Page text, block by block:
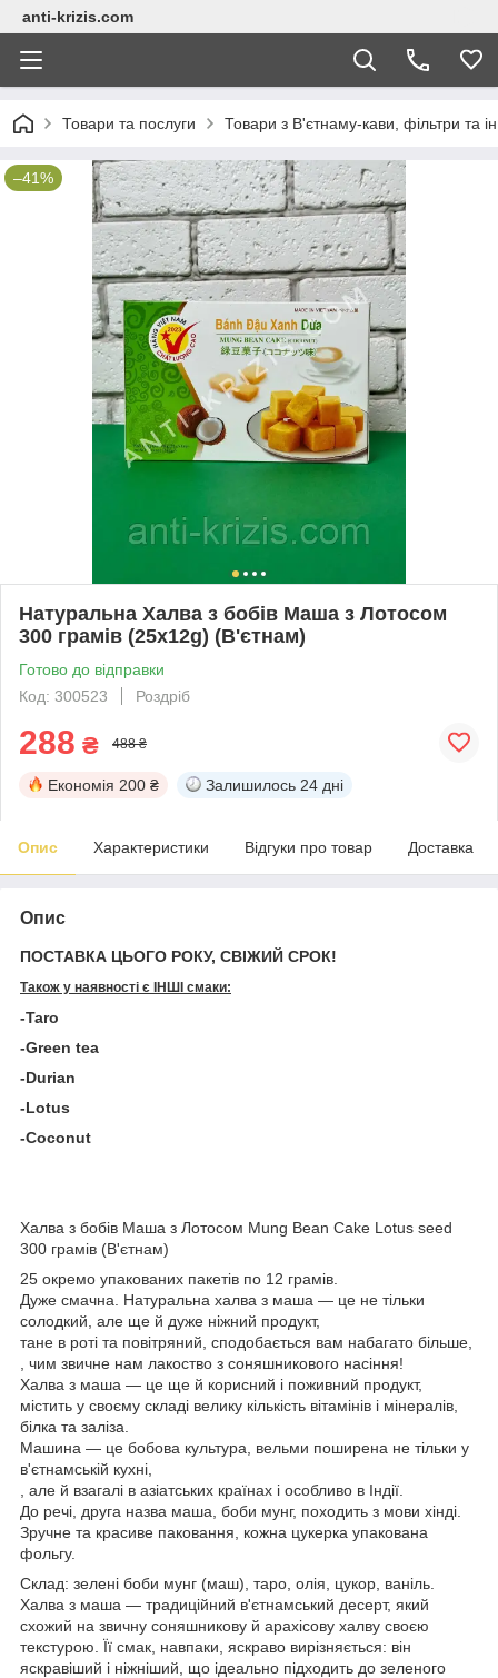
anti-krizis.com
Товари та послуги Товари з В'єтнаму-кави, фільтри та
–41%
Натуральна Халва з бобів Маша з Лотосом
300 грамів (25x12g) (В'єтнам)
Готово до відправки
Код: 300523
Роздріб
288 ₴ 488 ₴
Економія 200 ₴ Залишилось 24 дні
Опис Характеристики Відгуки про товар Доставка
Опис
ПОСТАВКА ЦЬОГО РОКУ, СВІЖИЙ СРОК!
Також у наявності є ІНШІ смаки:
-Taro
-Green tea
-Durian
-Lotus
-Coconut
Халва з бобів Маша з Лотосом Mung Bean Cake Lotus seed
300 грамів (В'єтнам)
25 окремо упакованих пакетів по 12 грамів.
Дуже смачна. Натуральна халва з маша — це не тільки
солодкий, але ще й дуже ніжний продукт,
тане в роті та повітряний, сподобається вам набагато більше,
, чим звичне нам лакоство з соняшникового насіння!
Халва з маша — це ще й корисний і поживний продукт,
містить у своєму складі велику кількість вітамінів і мінералів,
білка та заліза.
Машина — це бобова культура, вельми поширена не тільки у
в'єтнамській кухні,
, але й взагалі в азіатських країнах і особливо в Індії.
До речі, друга назва маша, боби мунг, походить з мови хінді.
Зручне та красиве паковання, кожна цукерка упакована
фольгу.
Склад: зелені боби мунг (маш), таро, олія, цукор, ваніль.
Халва з маша — традиційний в'єтнамський десерт, який
схожий на звичну соняшникову й арахісову халву своєю
текстурою. Її смак, навпаки, яскраво вирізняється: він
яскравіший і ніжніший, що ідеально підходить до зеленого